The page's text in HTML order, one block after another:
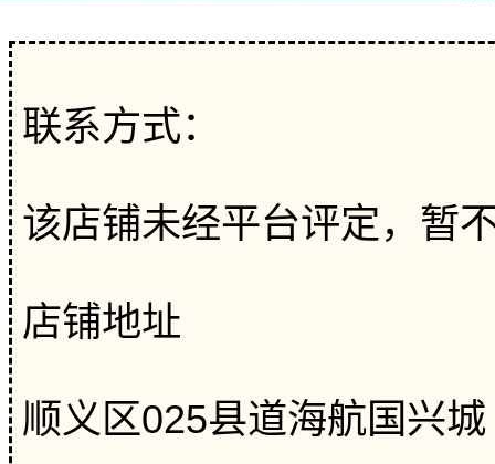
联系方式：
该店铺未经平台评定，暂
店铺地址
顺义区025县道海航国兴城